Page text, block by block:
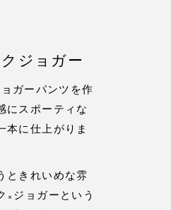
ジョガー
ガーパンツを作
にスポーティな
本に仕上がりま
ときれいめな雰
×ジョガーという